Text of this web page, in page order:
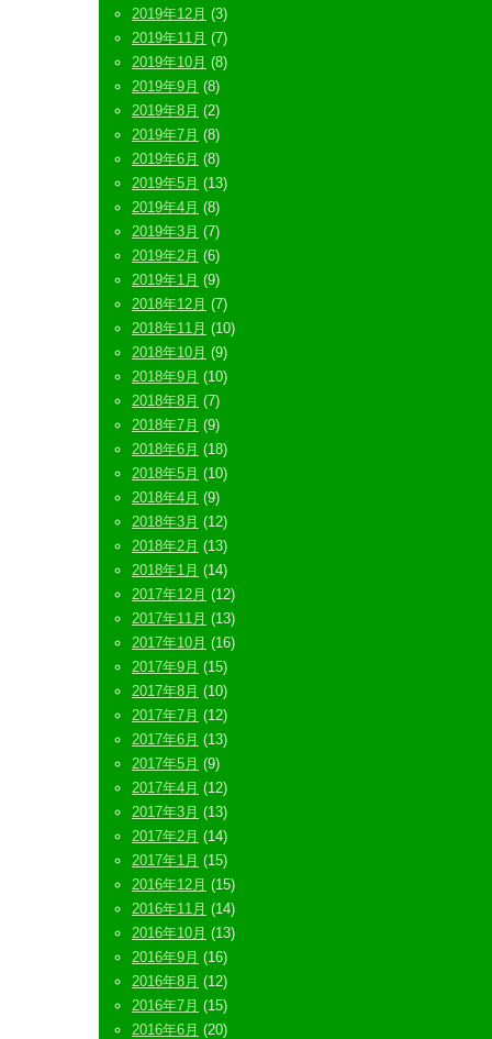
2019年12月 (3)
2019年11月 (7)
2019年10月 (8)
2019年9月 (8)
2019年8月 (2)
2019年7月 (8)
2019年6月 (8)
2019年5月 (13)
2019年4月 (8)
2019年3月 (7)
2019年2月 (6)
2019年1月 (9)
2018年12月 (7)
2018年11月 (10)
2018年10月 (9)
2018年9月 (10)
2018年8月 (7)
2018年7月 (9)
2018年6月 (18)
2018年5月 (10)
2018年4月 (9)
2018年3月 (12)
2018年2月 (13)
2018年1月 (14)
2017年12月 (12)
2017年11月 (13)
2017年10月 (16)
2017年9月 (15)
2017年8月 (10)
2017年7月 (12)
2017年6月 (13)
2017年5月 (9)
2017年4月 (12)
2017年3月 (13)
2017年2月 (14)
2017年1月 (15)
2016年12月 (15)
2016年11月 (14)
2016年10月 (13)
2016年9月 (16)
2016年8月 (12)
2016年7月 (15)
2016年6月 (20)